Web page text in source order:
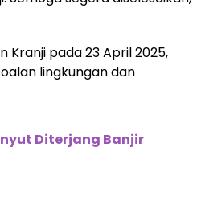
Kranji pada 23 April 2025,
lingkungan dan
Diterjang Banjir